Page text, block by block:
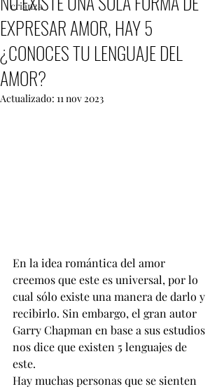
crianza
EXPRESAR AMOR, HAY 5
¿CONOCES TU LENGUAJE DEL
AMOR?
Actualizado: 11 nov 2023
En la idea romántica del amor
creemos que este es universal, por lo
cual sólo existe una manera de darlo y
recibirlo. Sin embargo, el gran autor
Garry Chapman en base a sus estudios
nos dice que existen 5 lenguajes de
este.
Hay muchas personas que se sienten